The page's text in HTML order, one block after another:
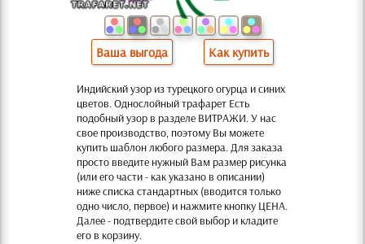
Ваша выгода Как купить
Индийский узор из турецкого огурца и синих
цветов. Однослойный трафарет Есть
подобный узор в разделе ВИТРАЖИ. У нас
свое производство, поэтому Вы можете
купить шаблон любого размера. Для заказа
просто введите нужный Вам размер рисунка
(или его части - как указано в описании)
ниже списка стандартных (вводится только
одно число, первое) и нажмите кнопку ЦЕНА.
Далее - подтвердите свой выбор и кладите
его в корзину.